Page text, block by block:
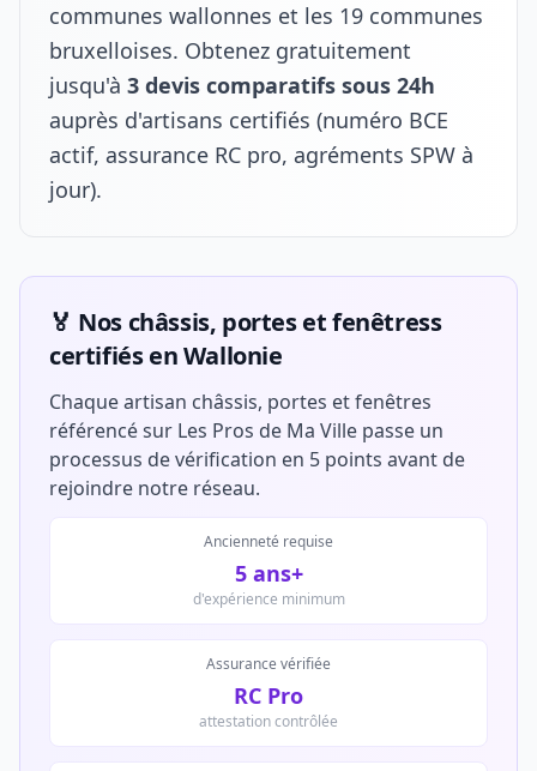
communes wallonnes et les 19 communes
bruxelloises. Obtenez gratuitement
jusqu'à 3 devis comparatifs sous 24h
auprès d'artisans certifiés (numéro BCE
actif, assurance RC pro, agréments SPW à
jour).
🏅 Nos châssis, portes et fenêtress
certifiés en Wallonie
Chaque artisan châssis, portes et fenêtres
référencé sur Les Pros de Ma Ville passe un
processus de vérification en 5 points avant de
rejoindre notre réseau.
Ancienneté requise
5 ans+
d'expérience minimum
Assurance vérifiée
RC Pro
attestation contrôlée